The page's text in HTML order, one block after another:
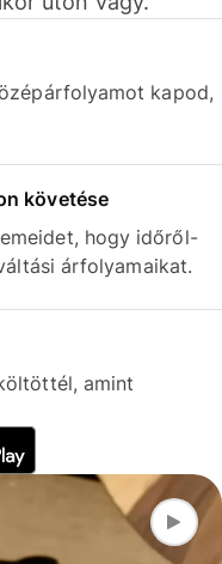
kapod,
követése
hogy időről-
árfolyamaikat.
amint